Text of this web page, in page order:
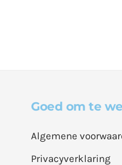
Goed om te
Algemene
Privacyverklaring